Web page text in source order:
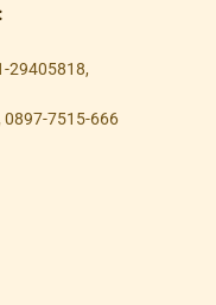
29405818,
0897-7515-666